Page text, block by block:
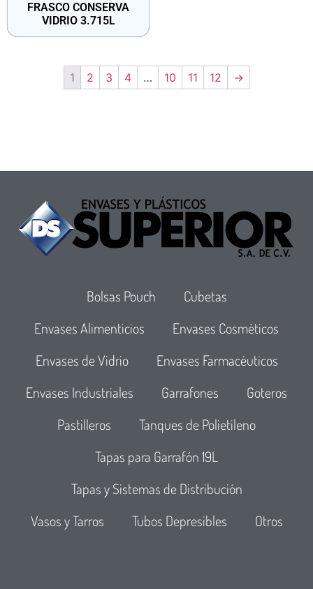
FRASCO CONSERVA
VIDRIO 3.715L
1 2 3 4 … 10 11 12 →
Bolsas Pouch
Cubetas
Envases Alimenticios
Envases Cosméticos
Envases de Vidrio
Envases Farmacéuticos
Envases Industriales
Garrafones
Goteros
Pastilleros
Tanques de Polietileno
Tapas para Garrafón 19L
Tapas y Sistemas de Distribución
Vasos y Tarros
Tubos Depresibles Otros